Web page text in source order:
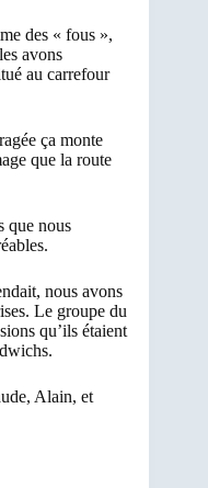
des « fous »,
avons
au carrefour
ça monte
que la route
que nous
nous avons
Le groupe du
qu’ils étaient
Alain, et